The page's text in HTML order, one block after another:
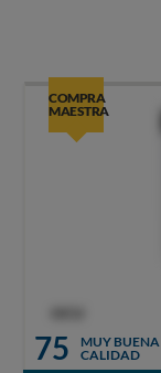
COMPRA
MAESTRA
75
MUY BUENA
CALIDAD